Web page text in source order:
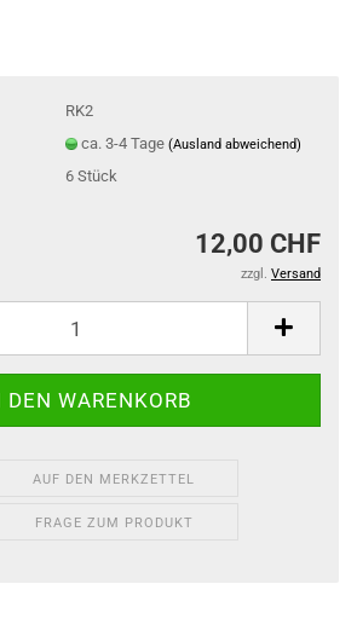
RK2
ca. 3-4 Tage (Ausland abweichend)
6 Stück
12,00 CHF
zzgl. Versand
AUF DEN MERKZETTEL
FRAGE ZUM PRODUKT